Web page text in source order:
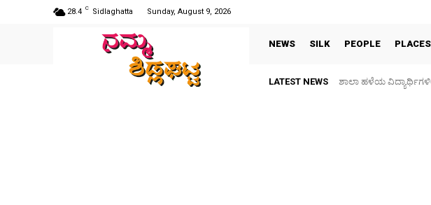
28.4 C Sidlaghatta Sunday, August 9, 2026
NEWS SILK PEOPLE PLACES
LATEST NEWSಶಾಲಾ ಹಳೆಯ ವಿದ್ಯಾರ್ಥಿಗಳಿಂದ
Sidlaghatta Silk